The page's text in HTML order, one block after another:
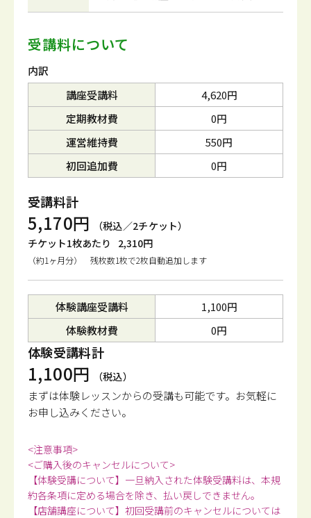
受講料について
内訳
講座受講料
4,620円
定期教材費
0円
運営維持費
550円
初回追加費
0円
受講料計
5,170円
（税込／2チケット）
チケット1枚あたり
2,310円
（約1ヶ月分） 残枚数1枚で2枚自動追加します
体験講座受講料
1,100円
体験教材費
0円
体験受講料計
1,100円 （税込）
まずは体験レッスンからの受講も可能です。 お気軽に
お申し込みください。
<注意事項>
<ご購入後のキャンセルについて>
【体験受講について】一旦納入された体験受講料は、本規
約各条項に定める場合を除き、払い戻しできません。
【店舗講座について】初回受講前のキャンセルについては